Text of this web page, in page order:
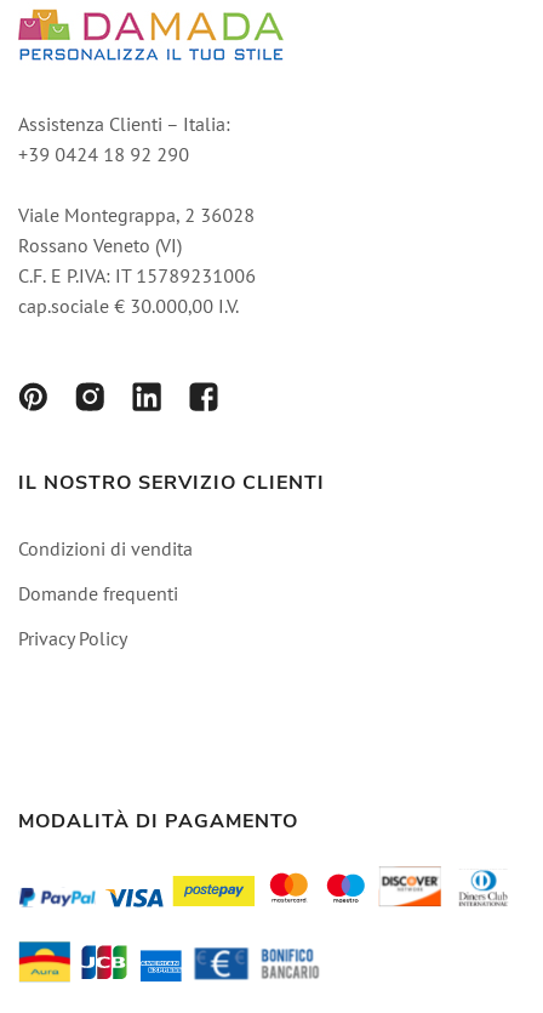
Assistenza Clienti – Italia:
+39 0424 18 92 290
Viale Montegrappa, 2 36028
Rossano Veneto (VI)
C.F. E P.IVA: IT 15789231006
cap.sociale € 30.000,00 I.V.
IL NOSTRO SERVIZIO CLIENTI
Condizioni di vendita
Domande frequenti
Privacy Policy
MODALITÀ DI PAGAMENTO